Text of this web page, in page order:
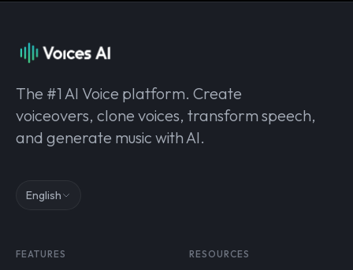
The #1 AI Voice platform. Create
voiceovers, clone voices, transform speech,
and generate music with AI.
English
FEATURES RESOURCES